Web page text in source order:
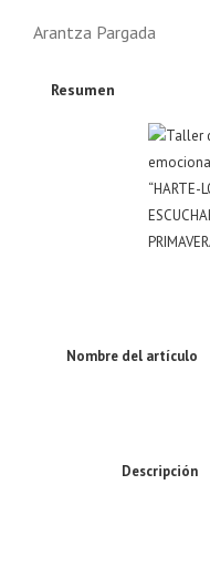
Arantza Pargada
Resumen
Nombre del artículo
Descripción